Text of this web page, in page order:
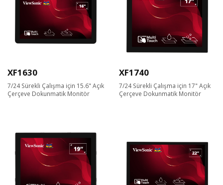
XF1630
7/24 Sürekli Çalışma için 15.6" Açık
Çerçeve Dokunmatik Monitör
XF1740
7/24 Sürekli Çalışma için 17" Açık
Çerçeve Dokunmatik Monitör